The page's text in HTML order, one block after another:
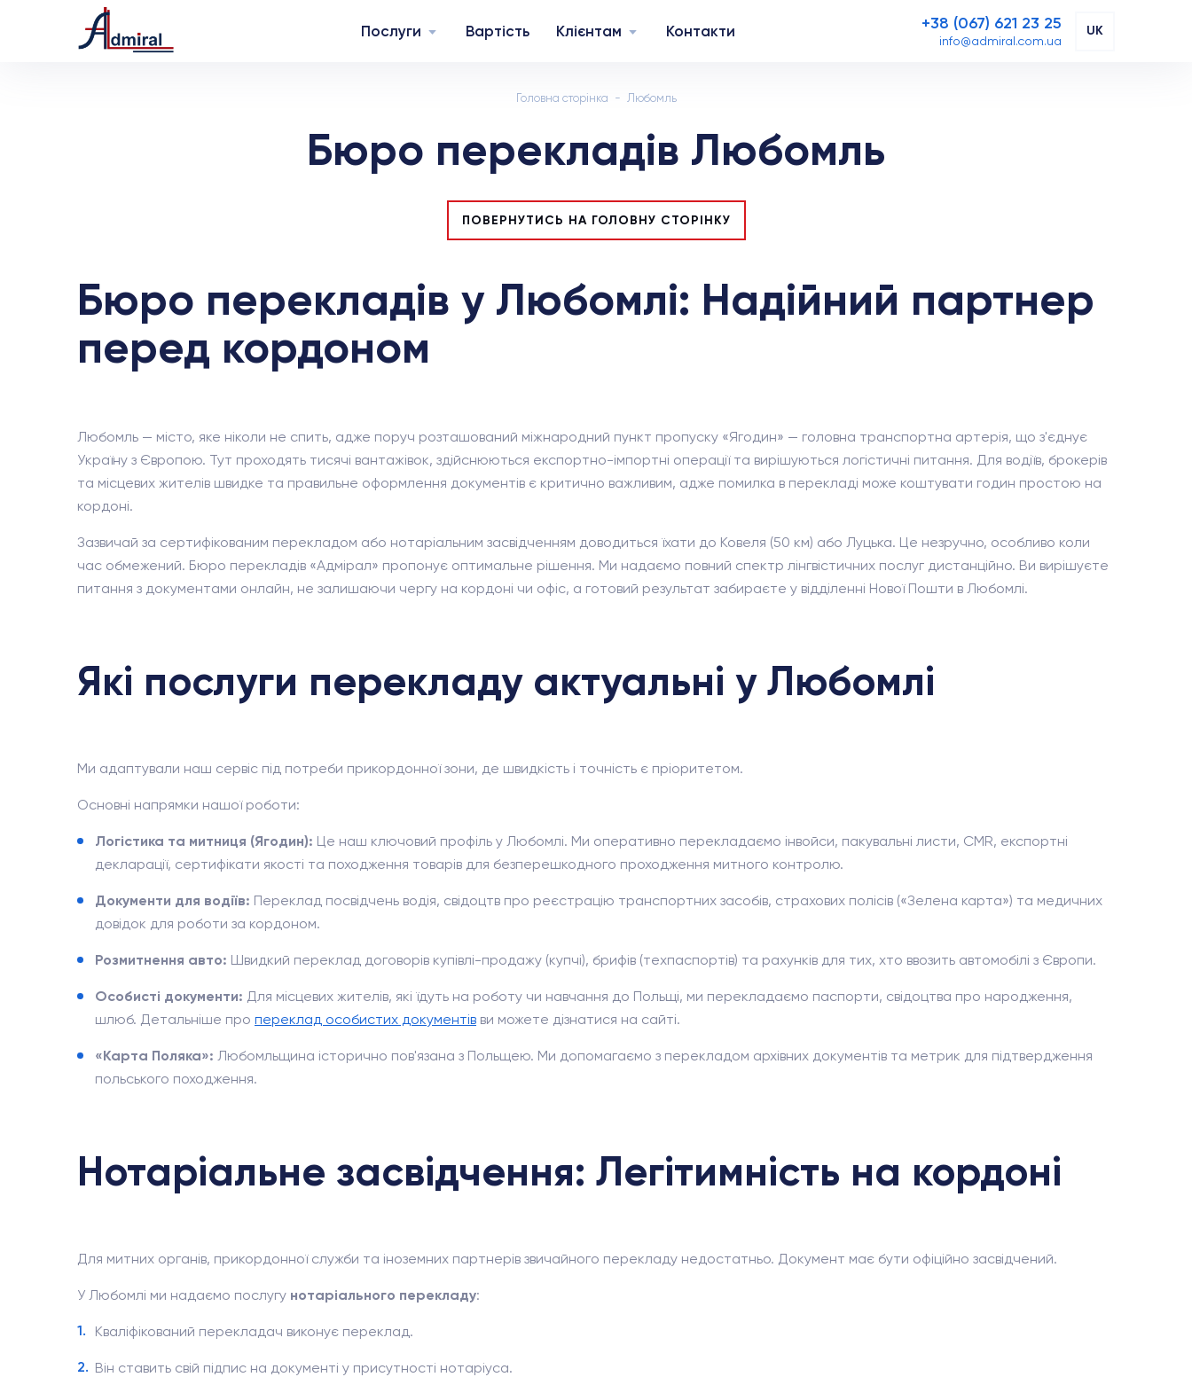
Послуги Вартість Клієнтам Контакти +38 (067) 621 23 25
info@admiral.com.ua
UK
Головна сторінка Любомль
Бюро перекладів Любомль
ПОВЕРНУТИСЬ НА ГОЛОВНУ СТОРІНКУ
Бюро перекладів у Любомлі: Надійний партнер
перед кордоном
Любомль — місто, яке ніколи не спить, адже поруч розташований міжнародний пункт пропуску «Ягодин» — головна транспортна артерія, що з'єднує
Україну з Європою. Тут проходять тисячі вантажівок, здійснюються експортно-імпортні операції та вирішуються логістичні питання. Для водіїв, брокерів
та місцевих жителів швидке та правильне оформлення документів є критично важливим, адже помилка в перекладі може коштувати годин простою на
кордоні.
Зазвичай за сертифікованим перекладом або нотаріальним засвідченням доводиться їхати до Ковеля (50 км) або Луцька. Це незручно, особливо коли
час обмежений. Бюро перекладів «Адмірал» пропонує оптимальне рішення. Ми надаємо повний спектр лінгвістичних послуг дистанційно. Ви вирішуєте
питання з документами онлайн, не залишаючи чергу на кордоні чи офіс, а готовий результат забираєте у відділенні Нової Пошти в Любомлі.
Які послуги перекладу актуальні у Любомлі
Ми адаптували наш сервіс під потреби прикордонної зони, де швидкість і точність є пріоритетом.
Основні напрямки нашої роботи:
Логістика та митниця (Ягодин): Це наш ключовий профіль у Любомлі. Ми оперативно перекладаємо інвойси, пакувальні листи, CMR, експортні
декларації, сертифікати якості та походження товарів для безперешкодного проходження митного контролю.
Документи для водіїв: Переклад посвідчень водія, свідоцтв про реєстрацію транспортних засобів, страхових полісів («Зелена карта») та медичних
довідок для роботи за кордоном.
Розмитнення авто: Швидкий переклад договорів купівлі-продажу (купчі), брифів (техпаспортів) та рахунків для тих, хто ввозить автомобілі з Європи.
Особисті документи: Для місцевих жителів, які їдуть на роботу чи навчання до Польщі, ми перекладаємо паспорти, свідоцтва про народження,
шлюб. Детальніше про переклад особистих документів ви можете дізнатися на сайті.
«Карта Поляка»: Любомльщина історично пов'язана з Польщею. Ми допомагаємо з перекладом архівних документів та метрик для підтвердження
польського походження.
Нотаріальне засвідчення: Легітимність на кордоні
Для митних органів, прикордонної служби та іноземних партнерів звичайного перекладу недостатньо. Документ має бути офіційно засвідчений.
У Любомлі ми надаємо послугу нотаріального перекладу:
Кваліфікований перекладач виконує переклад.
Він ставить свій підпис на документі у присутності нотаріуса.